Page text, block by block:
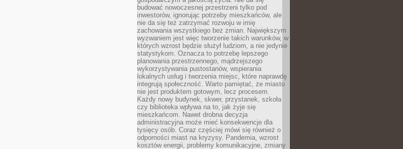
budować nowoczesnej przestrzeni tylko pod
inwestorów, ignorując potrzeby mieszkańców, ale
nie da się też zatrzymać rozwoju w imię
zachowania wszystkiego bez zmian. Największym
wyzwaniem jest więc tworzenie takich warunków, w
których wzrost będzie służył ludziom, a nie jedynie
statystykom. Oznacza to potrzebę lepszego
planowania przestrzennego, mądrzejszego
wykorzystywania pustostanów, wspierania
lokalnych usług i tworzenia miejsc, które naprawdę
integrują społeczność. Warto pamiętać, że miasto
nie jest produktem gotowym, lecz procesem.
Każdy nowy budynek, skwer, przystanek, szkoła
czy biblioteka wpływa na to, jak żyje się
mieszkańcom. Nawet drobna decyzja
administracyjna może mieć konsekwencje dla
tysięcy osób. Coraz częściej mówi się również o
odporności miast na kryzysy. Pandemia, wzrost
kosztów energii, problemy komunikacyjne, zmiany